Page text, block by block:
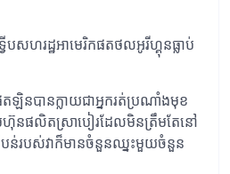
បសហរដ្ឋអាមេរិកផតថលអូរីហ្គុនធ្លាប់
ឡិនបានក្លាយជាអ្នករត់ប្រណាំងមុខ
នផលិតស្រាបៀរដែលមិនត្រឹមតែនៅ
បន់របស់វាក៏មានចំនួនឈ្នះមួយចំនួន